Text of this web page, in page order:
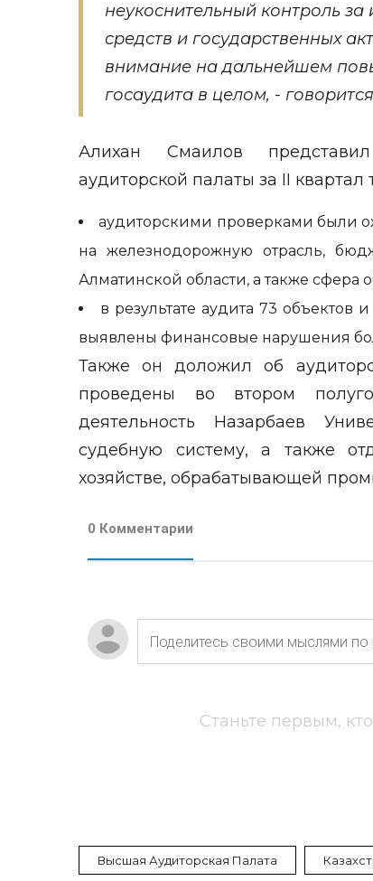
неукоснительный контроль
средств и государственных
внимание на дальнейшем
госаудита в целом, -
Алихан Смаилов
аудиторской палаты за II квартал
аудиторскими проверками были
на железнодорожную отрасль,
Алматинской области, а также сфера
в результате аудита 73 объектов
выявлены финансовые нарушения
Также он доложил об
проведены во втором
деятельность Назарбаев
судебную систему, а также
хозяйстве, обрабатывающей
0 Комментарии
Станьте первым,
Высшая Аудиторская Палата